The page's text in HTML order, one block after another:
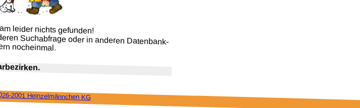
leider nichts gefunden!
Such­abfrage oder in anderen Daten­bank­
nocheinmal.
2001 Heinzel­männchen KG